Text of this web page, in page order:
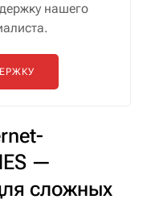
нашего
—
сложных